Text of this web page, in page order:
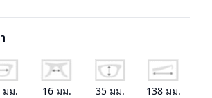
มม. 16มม. 35มม. 138มม.